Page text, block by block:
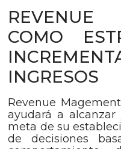
REVENUE
COMO
INGRESOS
Revenue
ayudará a
meta de su
de decisiones